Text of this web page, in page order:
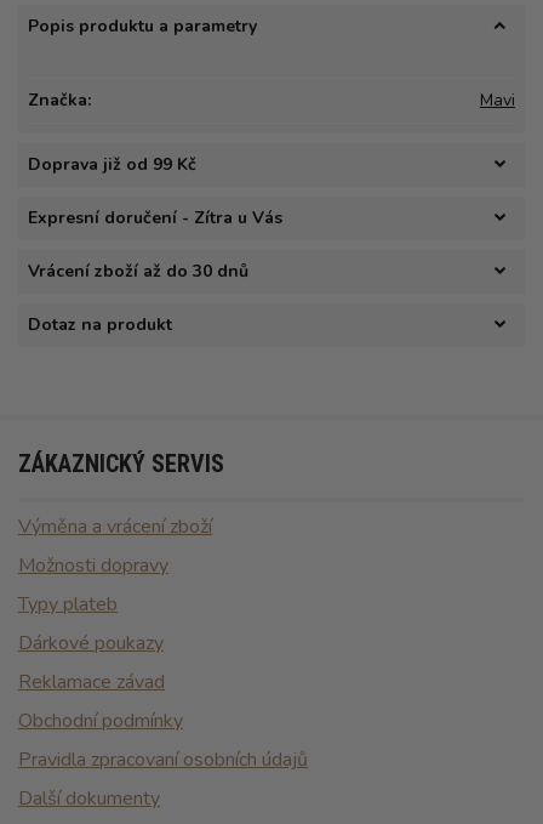
Popis produktu a parametry
Značka: Mavi
Doprava již od 99 Kč
Expresní doručení - Zítra u Vás
Vrácení zboží až do 30 dnů
Dotaz na produkt
ZÁKAZNICKÝ SERVIS
Výměna a vrácení zboží
Možnosti dopravy
Typy plateb
Dárkové poukazy
Reklamace závad
Obchodní podmínky
Pravidla zpracovaní osobních údajů
Další dokumenty